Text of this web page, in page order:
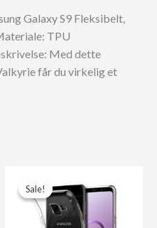
Galaxy S9 Fleksibelt,
TPU
Med dette
får du virkelig et
Sale!
Sale!